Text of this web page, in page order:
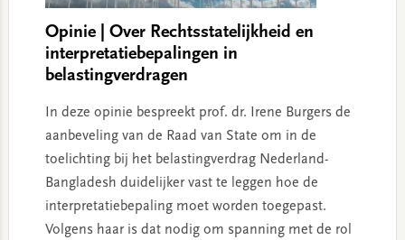
Opinie | Over Rechtsstatelijkheid en
interpretatiebepalingen in
belastingverdragen
In deze opinie bespreekt prof. dr. Irene Burgers de
aanbeveling van de Raad van State om in de
toelichting bij het belastingverdrag Nederland-
Bangladesh duidelijker vast te leggen hoe de
interpretatiebepaling moet worden toegepast.
Volgens haar is dat nodig om spanning met de rol